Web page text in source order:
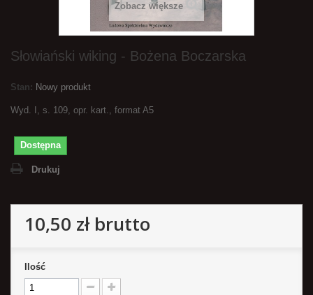
Zobacz większe
Słowiański wiking - Bożena Boczarska
Stan: Nowy produkt
Wyd. I, s. 109, opr. kart., format A5
Dostępna
Drukuj
10,50 złbrutto
Ilość